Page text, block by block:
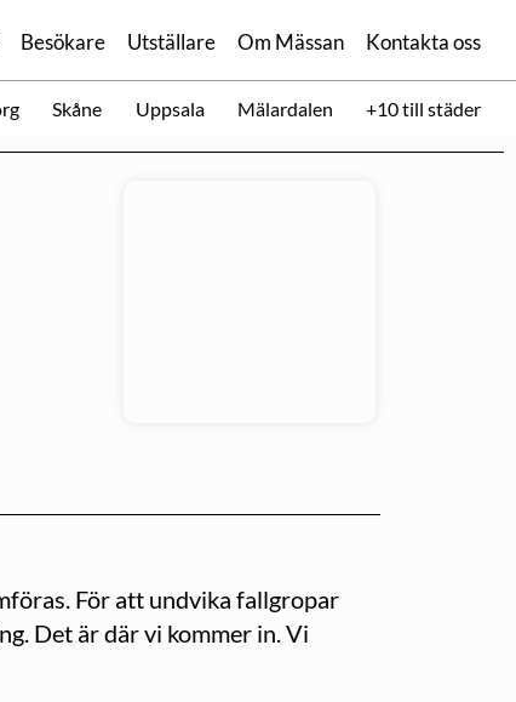
Besökare Utställare Om Mässan Kontakta oss
Skåne Uppsala Mälardalen +10 till städer
För att undvika fallgropar
Det är där vi kommer in. Vi